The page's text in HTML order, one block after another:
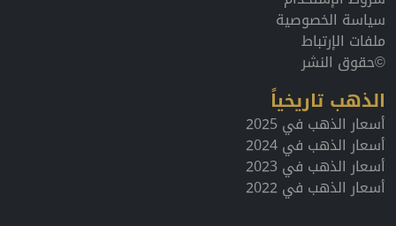
سياسة الخصوصية
ملفات الإرتباط
©حقوق النشر
الذهب تاريخياً
أسعار الذهب في 2025
أسعار الذهب في 2024
أسعار الذهب في 2023
أسعار الذهب في 2022